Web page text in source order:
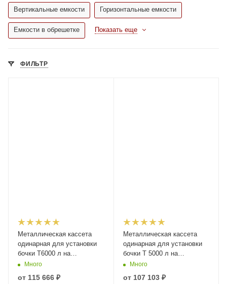
Вертикальные емкости Горизонтальные емкости
Емкости в обрешетке Показать еще
ФИЛЬТР
Металлическая кассета
одинарная для установки
бочки Т6000 л на
агротехнику или грузовой
автотранспорт
Много
от 115 666 ₽
Металлическая кассета
одинарная для установки
бочки Т 5000 л на
агротехнику или грузовой
автотранспорт
Много
от 107 103 ₽